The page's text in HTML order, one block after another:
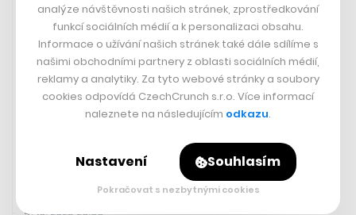
— GAME Developers Sesssion
Prague ⭐ 13.-14. Dec 2024
(@GameDevSession) October 3,
2023
4. 10. 2023 20:00
analýze návštěvnosti našich stránek, zprostředkování
funkcí sociálních médií a k personalizaci obsahu.
Informace o užívání našich stránek také dále sdílíme s
našimi obchodními partnery z oblasti sociálních médií,
reklamy a analytiky. Za tyto webové stránky a soubory
cookies odpovídá CzechCrunch s.r.o. Více informací
naleznete na následujícím odkazu.
Nastavení Souhlasím
Pokračovat s nezbytnými cookies